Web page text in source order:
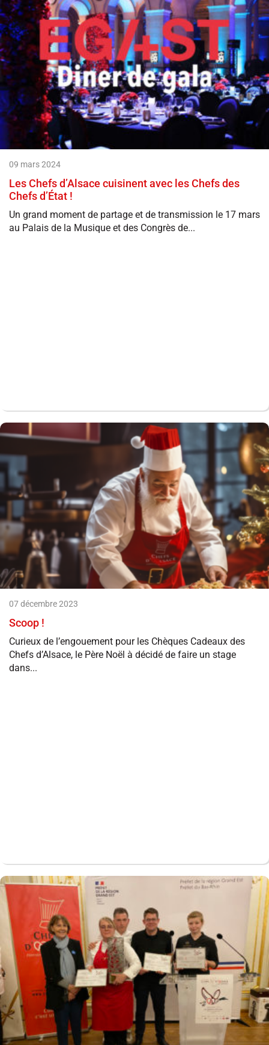
09 mars 2024
Les Chefs d’Alsace cuisinent avec les Chefs des
Chefs d’État !
Un grand moment de partage et de transmission le 17 mars
au Palais de la Musique et des Congrès de...
07 décembre 2023
Scoop !
Curieux de l’engouement pour les Chèques Cadeaux des
Chefs d’Alsace, le Père Noël à décidé de faire un stage
dans...